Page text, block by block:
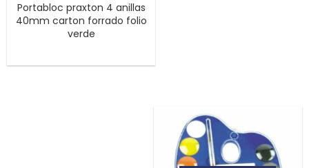
Portabloc praxton 4 anillas
40mm carton forrado folio
verde